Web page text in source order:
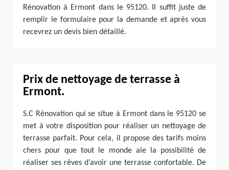
Rénovation à Ermont dans le 95120. Il suffit juste de
remplir le formulaire pour la demande et après vous
recevrez un devis bien détaillé.
Prix de nettoyage de terrasse à
Ermont.
S.C Rénovation qui se situe à Ermont dans le 95120 se
met à votre disposition pour réaliser un nettoyage de
terrasse parfait. Pour cela, il propose des tarifs moins
chers pour que tout le monde aie la possibilité de
réaliser ses rêves d’avoir une terrasse confortable. De